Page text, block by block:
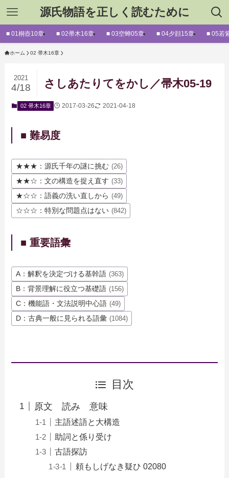
源氏物語を正しく読むために
■ 01桐壺10章 ■ 02帚木16章 ■ 03空蝉05章 ■ 04夕顔15章 ■ 05若
ホーム 02 帚木16章
さしあたりてをかし／帚木05-19
2021
4/18
02 帚木16章 2017-03-26 2021-04-18
■ 難易度
★★★：源氏千年の謎に挑む (26)
★★☆：文の構造を捉え直す (33)
★☆☆：語義の洗い直しから (49)
☆☆☆：特別な問題点はない (842)
■ 重要語彙
A：解釈を決定づける基幹語 (363)
B：背景理解に役立つ基礎語 (156)
C：機能語・文法説明中心語 (49)
D：古典一般に見られる語彙 (1084)
目次
原文 読み 意味
主語述語と大構造
助詞と係り受け
古語探訪
頼もしげなき疑ひ 02080